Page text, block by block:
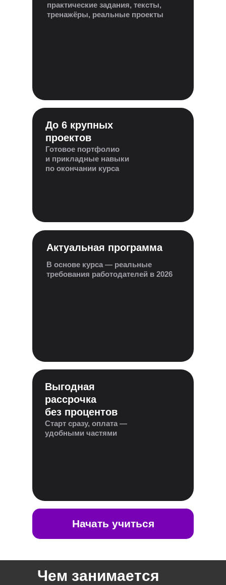
Начать учиться
До 6 крупных
проектов
Готовое портфолио
и прикладные навыки
по окончании курса
Актуальная программа
В основе курса — реальные
требования работодателей в 2026
практические задания, тексты,
тренажёры, реальные проекты
Выгодная
рассрочка
без процентов
Старт сразу, оплата —
удобными частями
Чем занимается